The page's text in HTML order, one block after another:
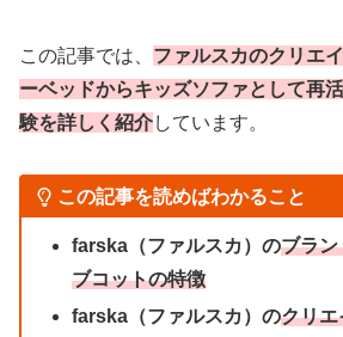
この記事では、 ファルスカのクリエ
ーベッドからキッズソファとして再
験を詳しく紹介しています。
この記事を読めばわかること
farska（ファルスカ）のブラン
ブコットの特徴
farska（ファルスカ）のクリエ